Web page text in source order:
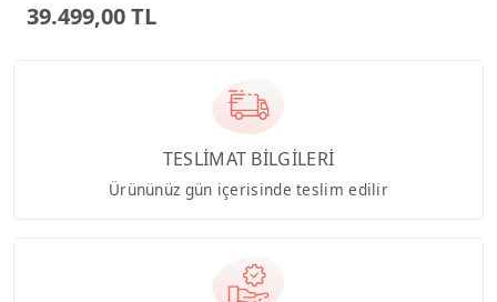
39.499,00 TL
TESLİMAT BİLGİLERİ
Ürününüz gün içerisinde teslim edilir